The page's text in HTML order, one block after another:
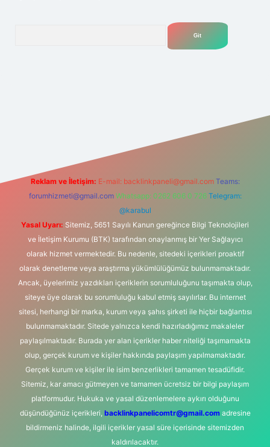
Reklam ve İletişim: E-mail: backlinkpaneli@gmail.com Teams:
forumhizmeti@gmail.com Whatsapp: 0262 606 0 726 Telegram:
@karabul
Yasal Uyarı: Sitemiz, 5651 Sayılı Kanun gereğince Bilgi Teknolojileri
ve İletişim Kurumu (BTK) tarafından onaylanmış bir Yer Sağlayıcı
olarak hizmet vermektedir. Bu nedenle, sitedeki içerikleri proaktif
olarak denetleme veya araştırma yükümlülüğümüz bulunmamaktadır.
Ancak, üyelerimiz yazdıkları içeriklerin sorumluluğunu taşımakta olup,
siteye üye olarak bu sorumluluğu kabul etmiş sayılırlar. Bu internet
sitesi, herhangi bir marka, kurum veya şahıs şirketi ile hiçbir bağlantısı
bulunmamaktadır. Sitede yalnızca kendi hazırladığımız makaleler
paylaşılmaktadır. Burada yer alan içerikler haber niteliği taşımamakta
olup, gerçek kurum ve kişiler hakkında paylaşım yapılmamaktadır.
Gerçek kurum ve kişiler ile isim benzerlikleri tamamen tesadüfidir.
Sitemiz, kar amacı gütmeyen ve tamamen ücretsiz bir bilgi paylaşım
platformudur. Hukuka ve yasal düzenlemelere aykırı olduğunu
düşündüğünüz içerikleri, backlinkpanelicomtr@gmail.comadresine
bildirmeniz halinde, ilgili içerikler yasal süre içerisinde sitemizden
kaldırılacaktır.